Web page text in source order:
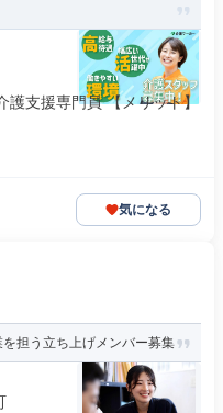
護支援専門員 【メリット】
気になる
担う立ち上げメンバー募集